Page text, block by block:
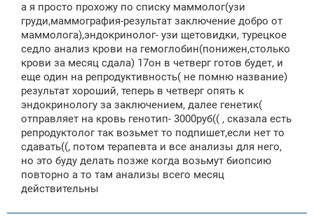
е
а я просто прохожу по списку маммолог(узи
груди,маммография-результат заключение добро от
маммолога),эндокринолог- узи щетовидки, турецкое
седло анализ крови на гемоглобин(понижен,столько
крови за месяц сдала) 17он в четверг готов будет, и
еще один на репродуктивность( не помню название)
результат хороший, теперь в четверг опять к
эндокринологу за заключением, далее генетик(
отправляет на кровь генотип- 3000руб(( , сказала есть
репродуктолог так возьмет то подпишет,если нет то
сдавать((, потом терапевта и все анализы для него,
но это буду делать позже когда возьмут биопсию
повторно а то там анализы всего месяц
действительны